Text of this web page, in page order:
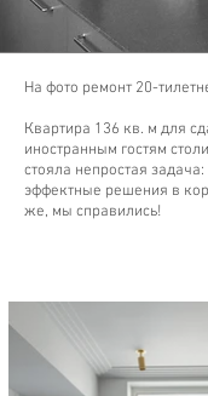
На фото ремонт 20-
Квартира 136 кв. м для
иностранным гостям
стояла непростая
эффектные решения в
же, мы справились!